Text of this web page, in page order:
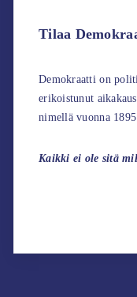
Tilaa
Demokraatti on
erikoistunut
nimellä vuonna 1895.
Kaikki ei ole sitä